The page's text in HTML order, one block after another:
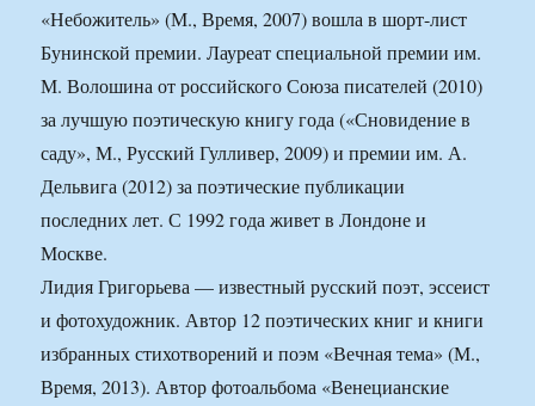
«Небожитель» (М., Время, 2007) вошла в шорт-лист
Бунинской премии. Лауреат специальной премии им.
М. Волошина от российского Союза писателей (2010)
за лучшую поэтическую книгу года («Сновидение в
саду», М., Русский Гулливер, 2009) и премии им. А.
Дельвига (2012) за поэтические публикации
последних лет. С 1992 года живет в Лондоне и
Москве.
Лидия Григорьева — известный русский поэт, эссеист
и фотохудожник. Автор 12 поэтических книг и книги
избранных стихотворений и поэм «Вечная тема» (М.,
Время, 2013). Автор фотоальбома «Венецианские